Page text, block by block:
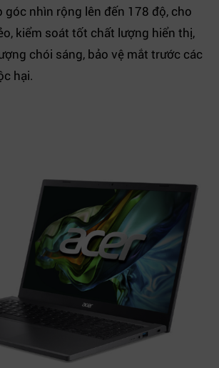
góc nhìn rộng lên đến 178 độ, cho
kiểm soát tốt chất lượng hiển thị,
chói sáng, bảo vệ mắt trước các
hại.